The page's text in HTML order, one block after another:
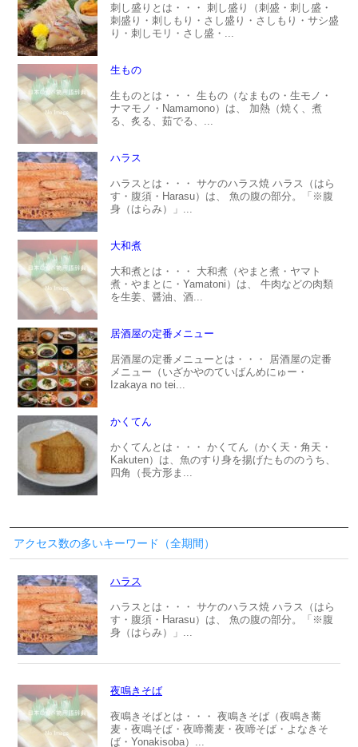
刺し盛りとは・・・ 刺し盛り（刺盛・刺し盛・
刺盛り・刺しもり・さし盛り・さしもり・サシ盛
り・刺しモリ・さし盛・...
生もの
生ものとは・・・ 生もの（なまもの・生モノ・
ナマモノ・Namamono）は、 加熱（焼く、煮
る、炙る、茹でる、...
ハラス
ハラスとは・・・ サケのハラス焼 ハラス（はら
す・腹須・Harasu）は、 魚の腹の部分。「※腹
身（はらみ）」...
大和煮
大和煮とは・・・ 大和煮（やまと煮・ヤマト
煮・やまとに・Yamatoni）は、 牛肉などの肉類
を生姜、醤油、酒...
居酒屋の定番メニュー
居酒屋の定番メニューとは・・・ 居酒屋の定番
メニュー（いざかやのていばんめにゅー・
Izakaya no tei...
かくてん
かくてんとは・・・ かくてん（かく天・角天・
Kakuten）は、魚のすり身を揚げたもののうち、
四角（長方形ま...
アクセス数の多いキーワード（全期間）
ハラス
ハラスとは・・・ サケのハラス焼 ハラス（はら
す・腹須・Harasu）は、 魚の腹の部分。「※腹
身（はらみ）」...
夜鳴きそば
夜鳴きそばとは・・・ 夜鳴きそば（夜鳴き蕎
麦・夜鳴そば・夜啼蕎麦・夜啼そば・よなきそ
ば・Yonakisoba）...